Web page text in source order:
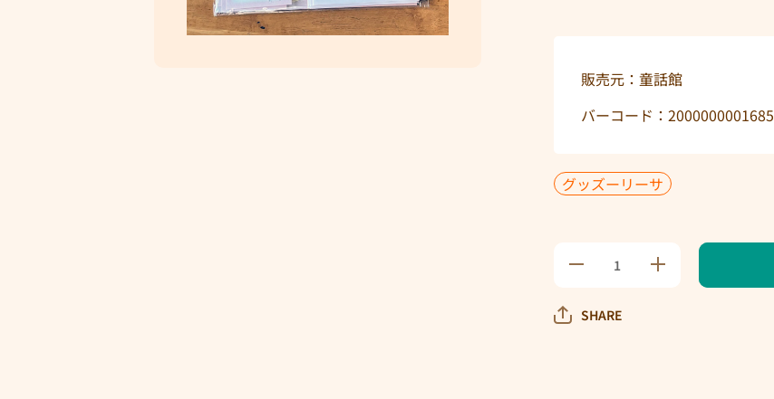
販売元：童話館
バーコード：2000000001685
グッズーリーサ
『リ
の花
まつ
『リ
SHARE